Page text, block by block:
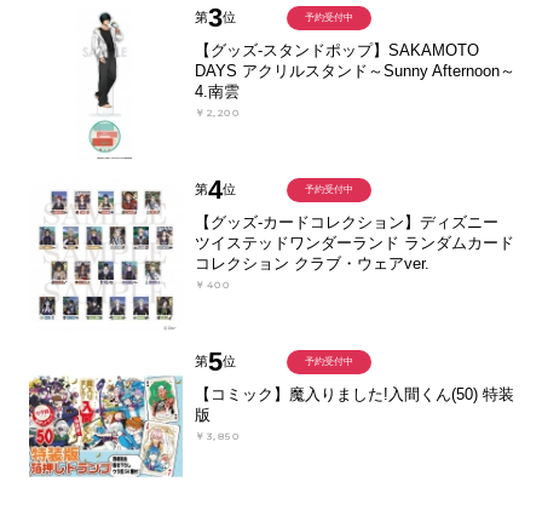
第3位
【グッズ-スタンドポップ】SAKAMOTO
DAYS アクリルスタンド～Sunny Afternoon～
4.南雲
￥2,200
予約受付中
第4位
【グッズ-カードコレクション】ディズニー
ツイステッドワンダーランド ランダムカード
コレクション クラブ・ウェアver.
￥400
予約受付中
第5位
【コミック】魔入りました!入間くん(50) 特装
版
￥3,850
予約受付中